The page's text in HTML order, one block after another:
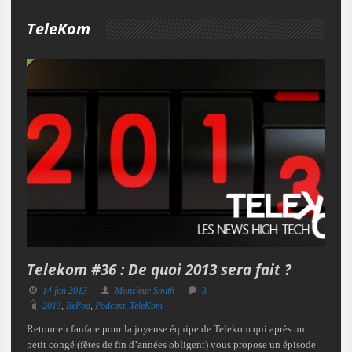
TeleKom
Telekom #36 : De quoi 2013 sera fait ?
14 jan 2013 Monsieur Smith
3
2013, BePod, Podcast, TeleKom
Retour en fanfare pour la joyeuse équipe de Telekom qui après un
petit congé (fêtes de fin d’années obligent) vous propose un épisode